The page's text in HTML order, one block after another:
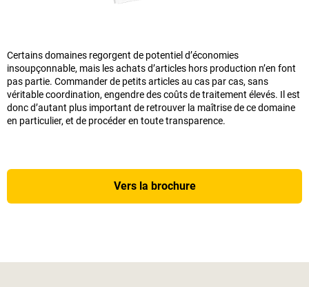
Certains domaines regorgent de potentiel d’économies
insoupçonnable, mais les achats d’articles hors production n’en font
pas partie. Commander de petits articles au cas par cas, sans
véritable coordination, engendre des coûts de traitement élevés. Il est
donc d’autant plus important de retrouver la maîtrise de ce domaine
en particulier, et de procéder en toute transparence.
Vers la brochure